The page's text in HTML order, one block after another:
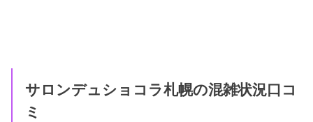
サロンデュショコラ札幌の混雑状況口コ
ミ